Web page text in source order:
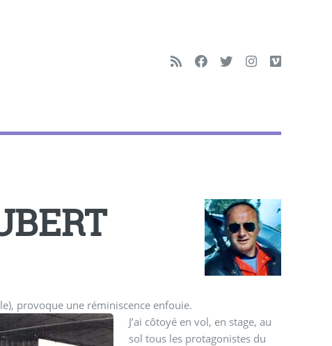
provoque une réminiscence enfouie.
J’ai côtoyé en vol, en stage, au
sol tous les protagonistes du